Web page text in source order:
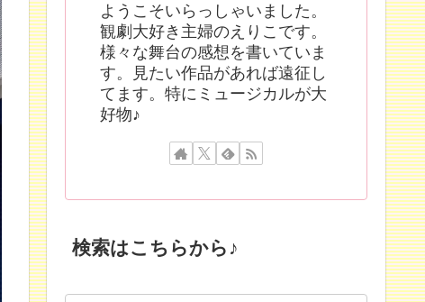
ようこそいらっしゃいました。
観劇大好き主婦のえりこです。
様々な舞台の感想を書いていま
す。見たい作品があれば遠征し
てます。特にミュージカルが大
好物♪
検索はこちらから♪